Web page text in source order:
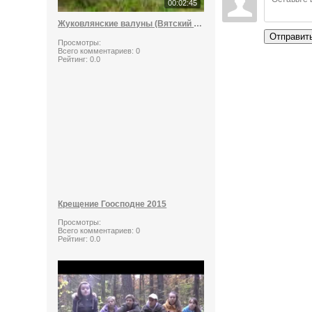
00:02:45
Жуковлянские валуны (Вятский стоунхендж)
Просмотры:
Всего комментариев:0
Рейтинг:0.0
Крещение Гоосподне 2015
Просмотры:
Всего комментариев:0
Рейтинг:0.0